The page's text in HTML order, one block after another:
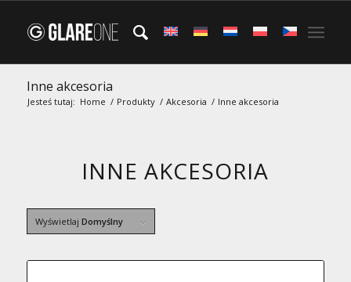
Inne akcesoria
Jesteś tutaj: Home / Produkty / Akcesoria / Inne akcesoria
INNE AKCESORIA
Wyświetlaj Domyślny